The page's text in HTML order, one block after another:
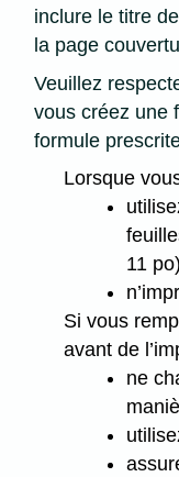
inclure le titre
la page
Veuillez
vous créez une
formule
Lorsque
11
Si vous
avant de
ne